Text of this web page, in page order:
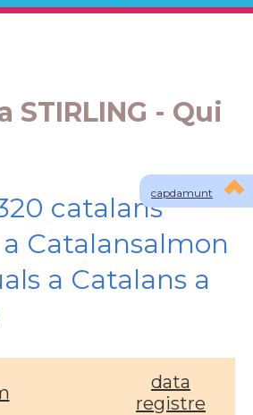
capdamunt
STIRLING - Qui
catalans
Catalansalmon
a Catalans a
data
registre